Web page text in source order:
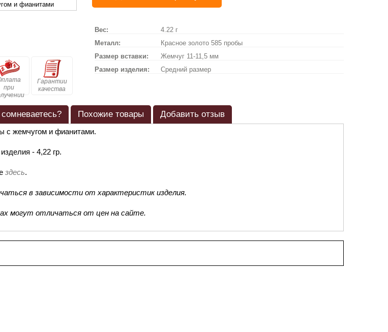
и фианитами
при
Гарантии
качества
Вес:
4.22 г
Металл:
Красное золото 585 пробы
Размер вставки:
Жемчуг 11-11,5 мм
Размер изделия:
Средний размер
Похожие товары Добавить отзыв
с жемчугом и фианитами.
- 4,22 гр.
здесь.
в зависимости от характеристик изделия.
могут отличаться от цен на сайте.